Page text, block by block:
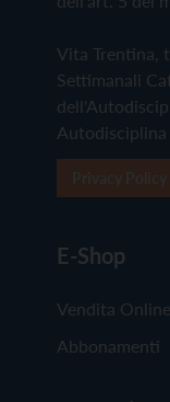
Vita Trentina,
Settimanali
Autodisciplina
E-Shop
Vendita Online
Abbonamenti